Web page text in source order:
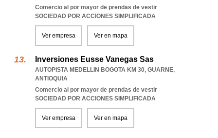
Comercio al por mayor de prendas de vestir
SOCIEDAD POR ACCIONES SIMPLIFICADA
Ver empresa Ver en mapa
Inversiones Eusse Vanegas Sas
AUTOPISTA MEDELLIN BOGOTA KM 30, GUARNE,
ANTIOQUIA
Comercio al por mayor de prendas de vestir
SOCIEDAD POR ACCIONES SIMPLIFICADA
Ver empresa Ver en mapa